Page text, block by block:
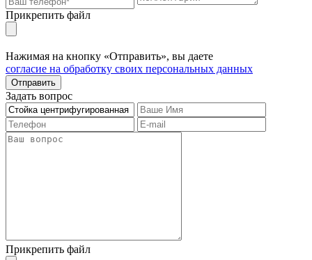
Прикрепить файл
Нажимая на кнопку «Отправить», вы даете
согласие на обработку своих персональных данных
Отправить
Задать вопрос
Прикрепить файл